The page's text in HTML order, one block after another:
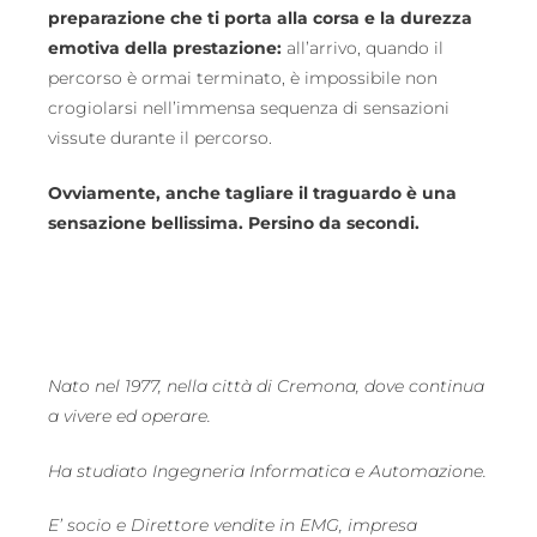
preparazione che ti porta alla corsa e la durezza
emotiva della prestazione: all’arrivo, quando il
percorso è ormai terminato, è impossibile non
crogiolarsi nell’immensa sequenza di sensazioni
vissute durante il percorso.
Ovviamente, anche tagliare il traguardo è una
sensazione bellissima. Persino da secondi.
Nato nel 1977, nella città di Cremona, dove continua
a vivere ed operare.
Ha studiato Ingegneria Informatica e Automazione.
E’ socio e Direttore vendite in EMG, impresa